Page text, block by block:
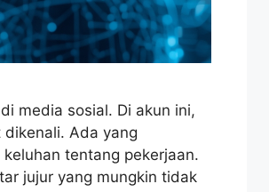
media sosial. Di akun ini,
Ada yang
tentang pekerjaan.
jujur yang mungkin tidak